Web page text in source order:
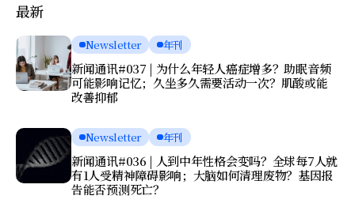
最新
Newsletter 年刊
新闻通讯#037 | 为什么年轻人癌症增多？助眠音频
可能影响记忆；久坐多久需要活动一次？肌酸或能
改善抑郁
Newsletter 年刊
新闻通讯#036 | 人到中年性格会变吗？全球每7人就
有1人受精神障碍影响；大脑如何清理废物？基因报
告能否预测死亡？